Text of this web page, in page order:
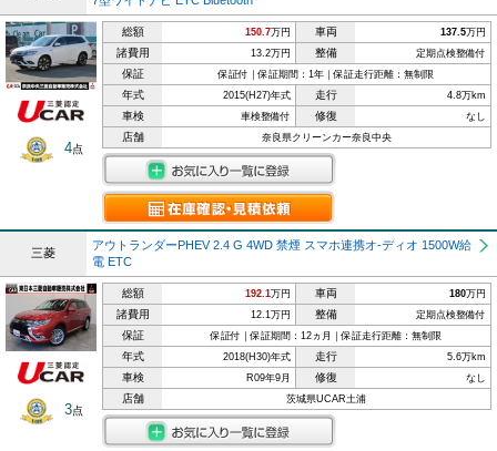
4点
総額 150.7万円 車両 137.5万円
諸費用 13.2万円 整備 定期点検整備付
保証 保証付｜保証期間：1年｜保証走行距離：無制限
年式 2015(H27)年式 走行 4.8万km
車検 車検整備付 修復 なし
店舗 奈良県クリーンカー奈良中央
三菱
アウトランダーPHEV 2.4 G 4WD 禁煙 スマホ連携オ-ディオ 1500W給
電 ETC
3点
総額 192.1万円 車両 180万円
諸費用 12.1万円 整備 定期点検整備付
保証 保証付｜保証期間：12ヵ月｜保証走行距離：無制限
年式 2018(H30)年式 走行 5.6万km
車検 R09年9月 修復 なし
店舗 茨城県UCAR土浦